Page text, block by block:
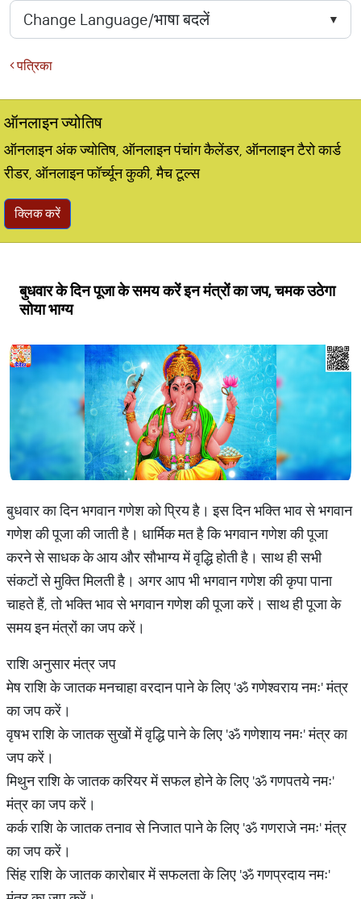
पत्रिका
ऑनलाइन ज्योतिष
ऑनलाइन अंक ज्योतिष, ऑनलाइन पंचांग कैलेंडर, ऑनलाइन टैरो कार्ड
रीडर, ऑनलाइन फॉर्च्यून कुकी, मैच टूल्स
क्लिक करें
बुधवार के दिन पूजा के समय करें इन मंत्रों का जप, चमक उठेगा
सोया भाग्य
बुधवार का दिन भगवान गणेश को प्रिय है। इस दिन भक्ति भाव से भगवान
गणेश की पूजा की जाती है। धार्मिक मत है कि भगवान गणेश की पूजा
करने से साधक के आय और सौभाग्य में वृद्धि होती है। साथ ही सभी
संकटों से मुक्ति मिलती है। अगर आप भी भगवान गणेश की कृपा पाना
चाहते हैं, तो भक्ति भाव से भगवान गणेश की पूजा करें। साथ ही पूजा के
समय इन मंत्रों का जप करें।
राशि अनुसार मंत्र जप
मेष राशि के जातक मनचाहा वरदान पाने के लिए 'ॐ गणेश्वराय नमः' मंत्र
का जप करें।
वृषभ राशि के जातक सुखों में वृद्धि पाने के लिए 'ॐ गणेशाय नमः' मंत्र का
जप करें।
मिथुन राशि के जातक करियर में सफल होने के लिए 'ॐ गणपतये नमः'
मंत्र का जप करें।
कर्क राशि के जातक तनाव से निजात पाने के लिए 'ॐ गणराजे नमः' मंत्र
का जप करें।
सिंह राशि के जातक कारोबार में सफलता के लिए 'ॐ गणप्रदाय नमः'